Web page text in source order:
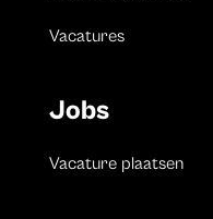
Vacatures
Jobs
Vacature plaatsen